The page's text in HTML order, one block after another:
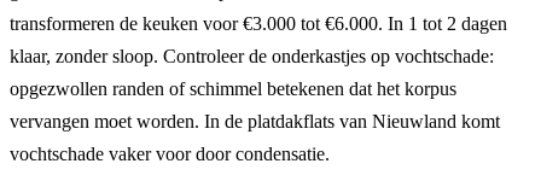
transformeren de keuken voor €3.000 tot €6.000. In 1 tot 2 dagen
klaar, zonder sloop. Controleer de onderkastjes op vochtschade:
opgezwollen randen of schimmel betekenen dat het korpus
vervangen moet worden. In de platdakflats van Nieuwland komt
vochtschade vaker voor door condensatie.